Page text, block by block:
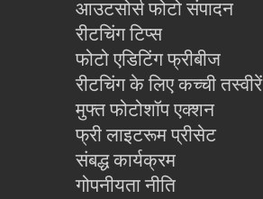
आउटसोर्स फोटो संपादन
रीटचिंग टिप्स
फोटो एडिटिंग फ्रीबीज
रीटचिंग के लिए कच्ची तस्वीरें
मुफ्त फोटोशॉप एक्शन
फ्री लाइटरूम प्रीसेट
संबद्ध कार्यक्रम
गोपनीयता नीति